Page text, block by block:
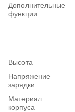
Дополнительные
функции
Высота
Напряжение
зарядки
Материал
корпуса